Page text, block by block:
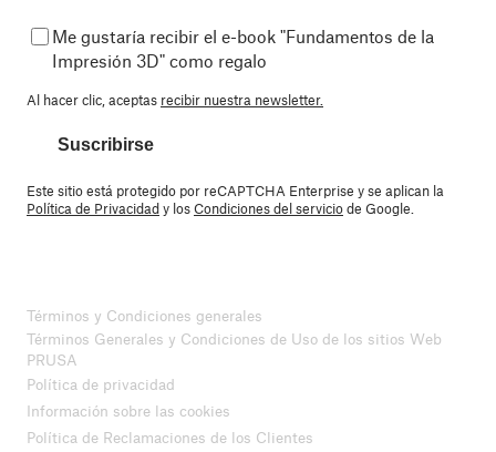
Me gustaría recibir el e-book "Fundamentos de la
Impresión 3D" como regalo
Al hacer clic, aceptas recibir nuestra newsletter.
Suscribirse
Este sitio está protegido por reCAPTCHA Enterprise y se aplican la
Política de Privacidady losCondiciones del serviciode Google.
Términos y Condiciones generales
Términos Generales y Condiciones de Uso de los sitios Web
PRUSA
Política de privacidad
Información sobre las cookies
Política de Reclamaciones de los Clientes